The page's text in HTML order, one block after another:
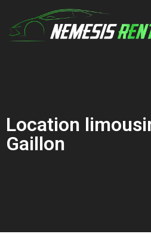
Location
Gaillon